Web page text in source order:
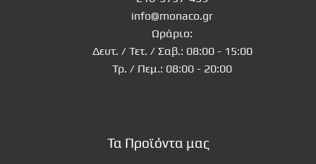
info@monaco.gr
Ωράριο:
Δευτ. / Τετ. / Σαβ.: 08:00 - 15:00
Τρ. / Πεμ.: 08:00 - 20:00
Τα Προϊόντα μας